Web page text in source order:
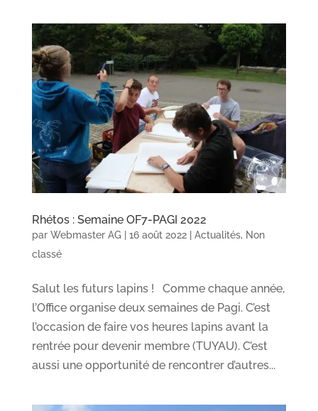
Rhétos : Semaine OF7-PAGI 2022
par Webmaster AG| 16 août 2022| Actualités, Non
classé
Salut les futurs lapins ! Comme chaque année,
l’Office organise deux semaines de Pagi. C’est
l’occasion de faire vos heures lapins avant la
rentrée pour devenir membre (TUYAU). C’est
aussi une opportunité de rencontrer d’autres...